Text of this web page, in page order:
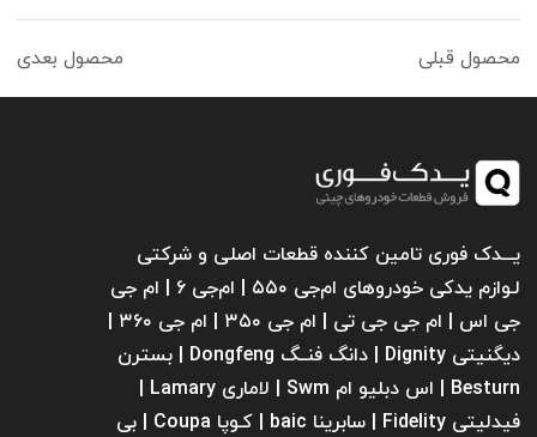
محصول قبلی محصول بعدی
یـــدک فوری تامین کننده قطعات اصلی و شرکتی
لـوازم یدکی خودروهای ام‌جی ۵۵۰ | ام‌جی ۶ | ام جی
دیگنیتی Dignity | دانگ فنــگ Dongfeng | بسترن
فیدلیتی Fidelity | سابرینا ‌baic | کـوپا Coupa | بی